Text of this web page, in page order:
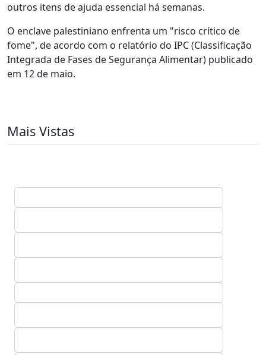
outros itens de ajuda essencial há semanas.
O enclave palestiniano enfrenta um "risco crítico de
fome", de acordo com o relatório do IPC (Classificação
Integrada de Fases de Segurança Alimentar) publicado
em 12 de maio.
Mais Vistas